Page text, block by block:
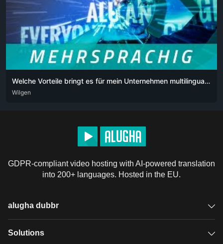
Welche Vorteile bringt es für mein Unternehmen multilinguale Videos auf sozialen Medien zu verwenden
DEU ENG
Wilgen
GDPR-compliant video hosting with AI-powered translation
into 200+ languages. Hosted in the EU.
alugha dubbr
Overview
Solutions